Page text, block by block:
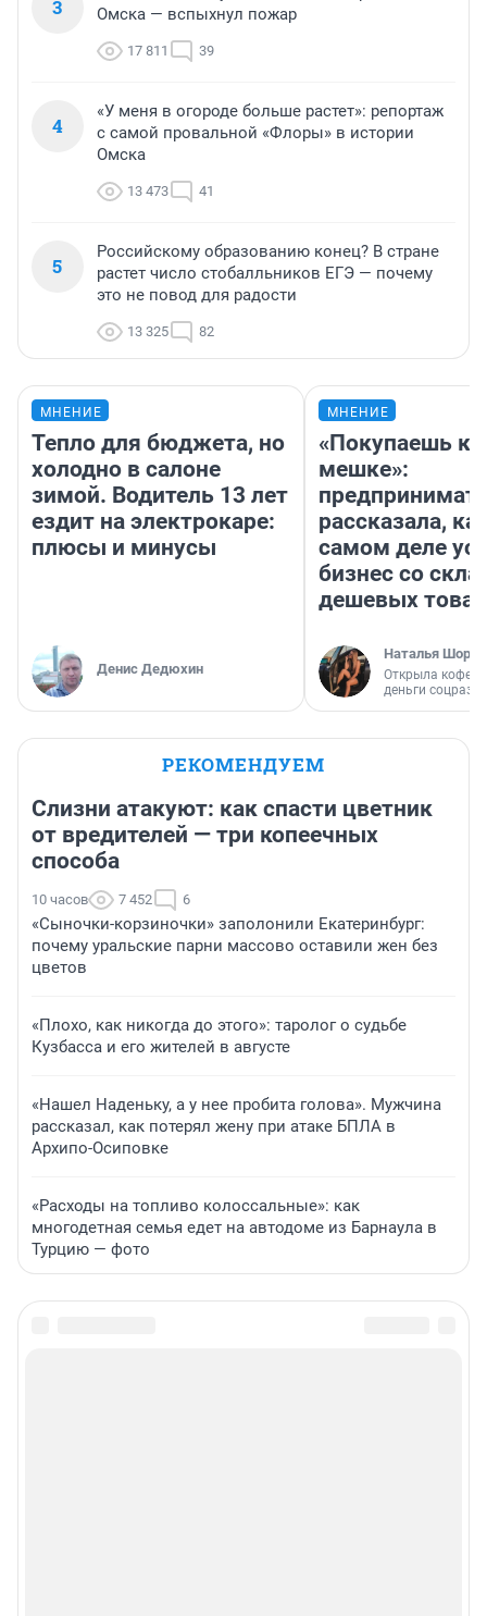
3
Омска — вспыхнул пожар
17 811 39
4
«У меня в огороде больше растет»: репортаж
с самой провальной «Флоры» в истории
Омска
13 473 41
5
Российскому образованию конец? В стране
растет число стобалльников ЕГЭ — почему
это не повод для радости
13 325 82
МНЕНИЕ
Тепло для бюджета, но
холодно в салоне
зимой. Водитель 13 лет
ездит на электрокаре:
плюсы и минусы
Денис Дедюхин
МНЕНИЕ
«Покупаешь
мешке»:
рассказала,
самом деле
бизнес со
дешевых
Наталья
Открыла
деньги
РЕКОМЕНДУЕМ
Слизни атакуют: как спасти цветник
от вредителей — три копеечных
способа
10 часов 7 452 6
«Сыночки-корзиночки» заполонили Екатеринбург:
почему уральские парни массово оставили жен без
цветов
«Плохо, как никогда до этого»: таролог о судьбе
Кузбасса и его жителей в августе
«Нашел Наденьку, а у нее пробита голова». Мужчина
рассказал, как потерял жену при атаке БПЛА в
Архипо-Осиповке
«Расходы на топливо колоссальные»: как
многодетная семья едет на автодоме из Барнаула в
Турцию — фото